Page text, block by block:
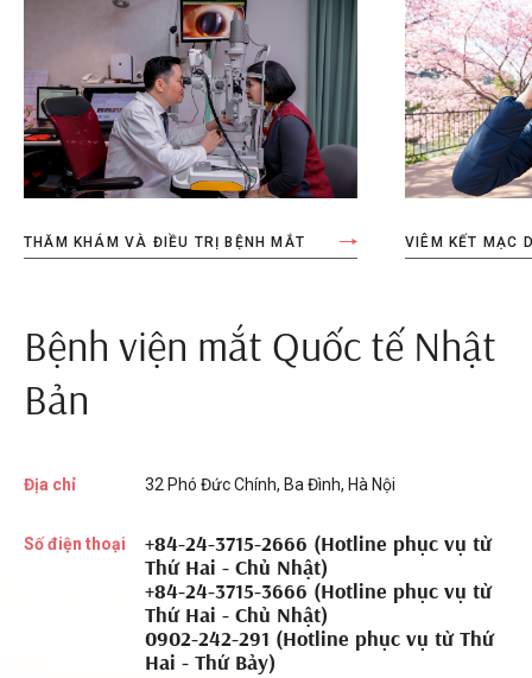
THĂM KHÁM VÀ ĐIỀU TRỊ BỆNH MẮT VIÊM KẾT MẠC
Bệnh viện mắt Quốc tế Nhật
Bản
Địa chỉ 32 Phó Đức Chính, Ba Đình, Hà Nội
Số điện thoại
+84-24-3715-2666 (Hotline phục vụ từ
Thứ Hai - Chủ Nhật)
+84-24-3715-3666 (Hotline phục vụ từ
Thứ Hai - Chủ Nhật)
0902-242-291 (Hotline phục vụ từ Thứ
Hai - Thứ Bảy)